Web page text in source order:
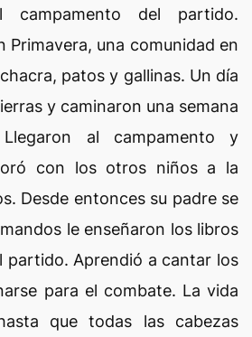
del partido.
Primavera, una comunidad en
patos y gallinas. Un día
y caminaron una semana
al campamento y
con los otros niños a la
Desde entonces su padre se
le enseñaron los libros
partido. Aprendió a cantar los
para el combate. La vida
que todas las cabezas